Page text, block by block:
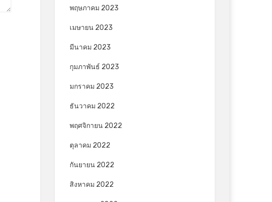
พฤษภาคม 2023
เมษายน 2023
มีนาคม 2023
กุมภาพันธ์ 2023
มกราคม 2023
ธันวาคม 2022
พฤศจิกายน 2022
ตุลาคม 2022
กันยายน 2022
สิงหาคม 2022